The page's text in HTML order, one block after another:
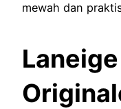
mewah dan